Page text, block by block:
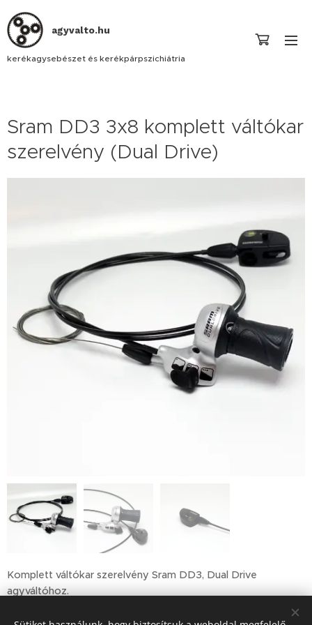
agyvalto.hu
kerékagysebészet és kerékpárpszichiátria
Sram DD3 3x8 komplett váltókar
szerelvény (Dual Drive)
Komplett váltókar szerelvény Sram DD3, Dual Drive
agyváltóhoz.